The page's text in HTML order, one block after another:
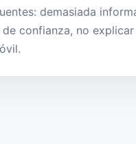
demasiada
confianza, no